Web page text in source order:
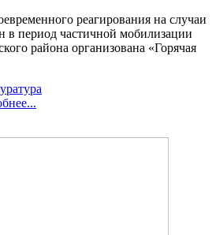
реагирования на случаи
в период частичной мобилизации
района организована «Горячая